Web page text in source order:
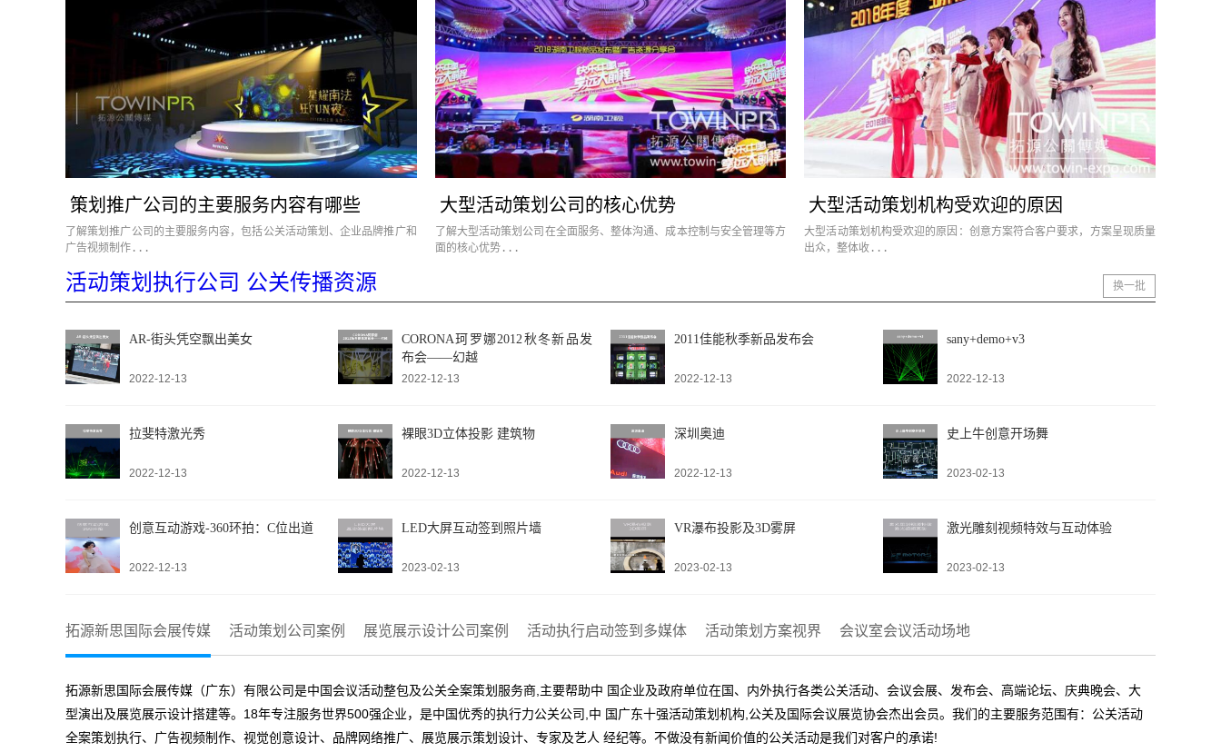
策划推广公司的主要服务内容有哪些
了解策划推广公司的主要服务内容，包括公关活动策划、企业品牌推广和
广告视频制作...
大型活动策划公司的核心优势
了解大型活动策划公司在全面服务、整体沟通、成本控制与安全管理等方
面的核心优势...
大型活动策划机构受欢迎的原因
大型活动策划机构受欢迎的原因：创意方案符合客户要求，方案呈现质量
出众，整体收...
活动策划执行公司 公关传播资源 换一批
AR-街头凭空飘出美女
2022-12-13
CORONA珂罗娜2012秋冬新品发
布会——幻越
2022-12-13
2011佳能秋季新品发布会
2022-12-13
sany+demo+v3
2022-12-13
拉斐特激光秀
2022-12-13
裸眼3D立体投影 建筑物
2022-12-13
深圳奥迪
2022-12-13
史上牛创意开场舞
2023-02-13
创意互动游戏-360环拍：C位出道
2022-12-13
LED大屏互动签到照片墙
2023-02-13
VR瀑布投影及3D雾屏
2023-02-13
激光雕刻视频特效与互动体验
2023-02-13
拓源新思国际会展传媒 活动策划公司案例 展览展示设计公司案例 活动执行启动签到多媒体 活动策划方案视界 会议室会议活动场地
拓源新思国际会展传媒（广东）有限公司是中国会议活动整包及公关全案策划服务商,主要帮助中 国企业及政府单位在国、内外执行各类公关活动、会议会展、发布会、高端论坛、庆典晚会、大
型演出及展览展示设计搭建等。18年专注服务世界500强企业，是中国优秀的执行力公关公司,中 国广东十强活动策划机构,公关及国际会议展览协会杰出会员。我们的主要服务范围有：公关活动
全案策划执行、广告视频制作、视觉创意设计、品牌网络推广、展览展示策划设计、专家及艺人 经纪等。不做没有新闻价值的公关活动是我们对客户的承诺!